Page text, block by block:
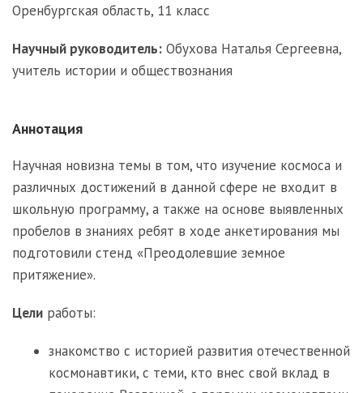
Оренбургская область, 11 класс
Научный руководитель: Обухова Наталья Сергеевна,
учитель истории и обществознания
Аннотация
Научная новизна темы в том, что изучение космоса и
различных достижений в данной сфере не входит в
школьную программу, а также на основе выявленных
пробелов в знаниях ребят в ходе анкетирования мы
подготовили стенд «Преодолевшие земное
притяжение».
Цели работы:
знакомство с историей развития отечественной
космонавтики, с теми, кто внес свой вклад в